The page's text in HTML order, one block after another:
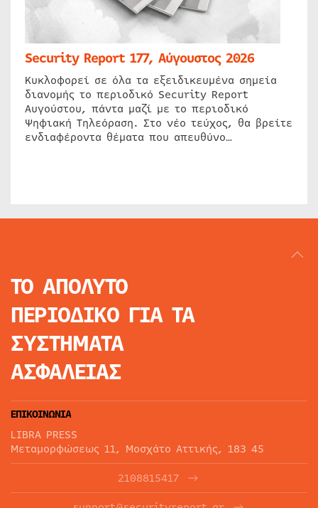
Security Report 177, Αύγουστος 2026
Κυκλοφορεί σε όλα τα εξειδικευμένα σημεία
διανομής το περιοδικό Security Report
Αυγούστου, πάντα μαζί με το περιοδικό
Ψηφιακή Τηλεόραση. Στο νέο τεύχος, θα βρείτε
ενδιαφέροντα θέματα που απευθύνο…
ΤΟ ΑΠΟΛΥΤΟ
ΠΕΡΙΟΔΙΚΟ ΓΙΑ ΤΑ
ΣΥΣΤΗΜΑΤΑ
ΑΣΦΑΛΕΙΑΣ
ΕΠΙΚΟΙΝΩΝΙΑ
LIBRA PRESS
Μεταμορφώσεως 11, Μοσχάτο Αττικής, 183 45
2108815417